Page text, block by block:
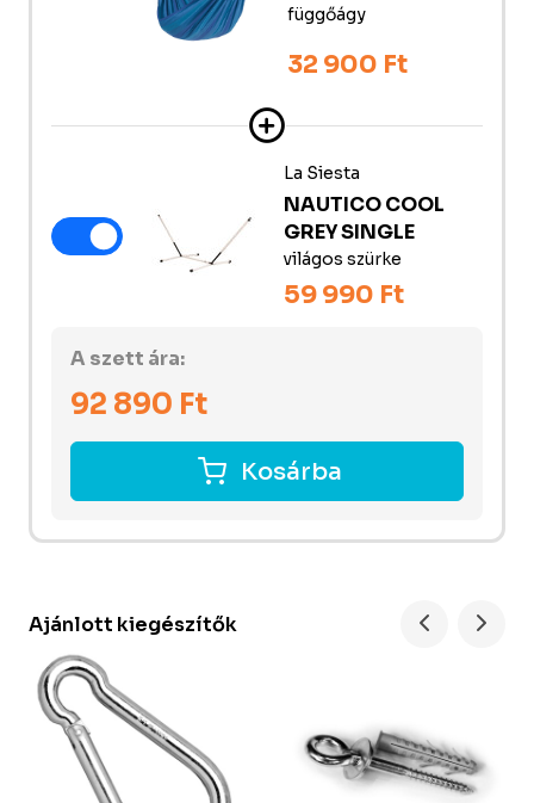
függőágy
32 900 Ft
La Siesta
NAUTICO COOL
GREY SINGLE
világos szürke
59 990 Ft
A szett ára:
92 890 Ft
Kosárba
Ajánlott kiegészítők